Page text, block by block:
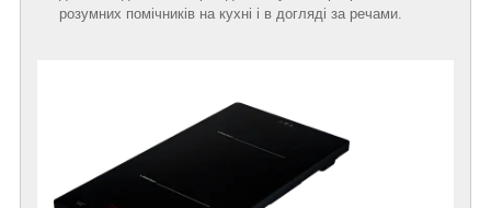
розумних помічників на кухні і в догляді за речами.